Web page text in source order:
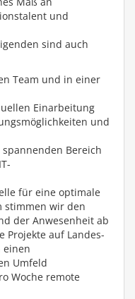
und
sind auch
Team und in einer
Einarbeitung
und
Bereich
für eine optimale
stimmen wir den
der Anwesenheit ab
Projekte auf Landes-
einen
Umfeld
Woche remote